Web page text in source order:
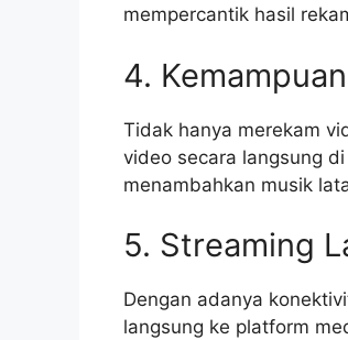
mempercantik hasil
4.
Tidak hanya merekam
video secara langsung
menambahkan musik
5. Streaming
Dengan adanya
langsung ke platform